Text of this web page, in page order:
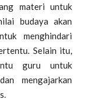
materi untuk
budaya akan
menghindari
Selain itu,
guru untuk
mengajarkan